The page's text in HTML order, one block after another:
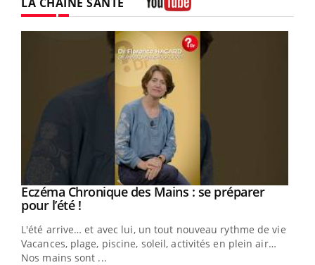
Youtube
Eczéma Chronique des Mains : se préparer
pour l’été !Youtube
L'été arrive… et avec lui, un tout nouveau rythme de vie !
Vacances, plage, piscine, soleil, activités en plein air…
Nos mains sont ...